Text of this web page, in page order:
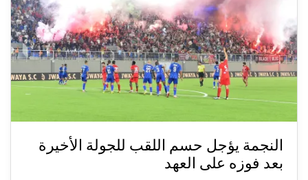
النجمة يؤجل حسم اللقب للجولة الأخيرة
بعد فوزه على العهد